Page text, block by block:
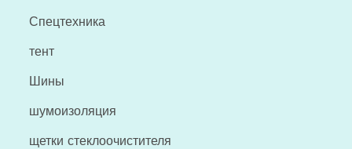
Спецтехника
тент
Шины
шумоизоляция
щетки стеклоочистителя